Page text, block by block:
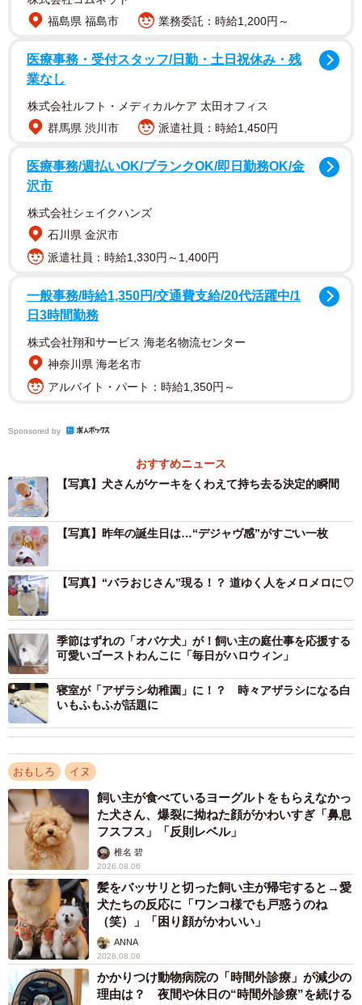
そんな切実な願いとともに投稿された画像には、11歳の大
切な節目を迎えた愛犬「楽（らく）」くんの姿が写ってい
ました。
背後には大きな数字のバルーンと爽やかなブルーの飾り付
け。目の前には、「RAKU」と名前が入った美しい誕生日
ところが、肝心の楽くんの表情はというと…。おしとやか
に微笑むどころか、目を見開き、今まさに目の前のケーキ
を丸飲みせんばかりの勢いで大口を開けているではありま
せんか。まるで獲物を狙うハンターのようです。
この投稿には2万件を超える“いいね”が集まり、リプライに
は「ベストショット！！」「すごい躍動感」「最高の誕生
日写真」「目が本気（笑）」「いいお顔すぎる」「うれし
さがにじみ出てるなあ」「めっちゃ、いただきまあああ
す！ 的な笑顔」など、釘付けになる声が続々と寄せられて
影されたのでしょうか。飼い主のXユーザー・くーさんママ
さん（@kukuri_shibainu）にお話を伺いました。
「もしかして…？」祝福ムードを察した楽くん
精巧に作られた誕生日ケーキ。目を輝かせる楽くん（画像提供：くーさ
んママさん）
撮影当時、楽くんは飾り付けの段階から、いつもと違う空
気を感じ取っていたそうです。
「誕生日の飾り付けをしているときから、そわそわしてい
ました。そして箱に入っているケーキを見つけると、さら
にそわそわ。あきらかにうきうきしていました」と飼い主
さん。
福島県 福島市
業務委託：時給1,200円～
医療事務・受付スタッフ/日勤・土日祝休み・残
業なし
株式会社ルフト・メディカルケア 太田オフィス
群馬県 渋川市
派遣社員：時給1,450円
医療事務/週払いOK/ブランクOK/即日勤務OK/金
沢市
株式会社シェイクハンズ
石川県 金沢市
派遣社員：時給1,330円～1,400円
一般事務/時給1,350円/交通費支給/20代活躍中/1
日3時間勤務
株式会社翔和サービス 海老名物流センター
神奈川県 海老名市
アルバイト・パート：時給1,350円～
Sponsored by
おすすめニュース
【写真】犬さんがケーキをくわえて持ち去る決定的瞬間
【写真】昨年の誕生日は…“デジャヴ感”がすごい一枚
【写真】“バラおじさん”現る！？ 道ゆく人をメロメロに♡
季節はずれの「オバケ犬」が！飼い主の庭仕事を応援する
可愛いゴーストわんこに「毎日がハロウィン」
寝室が「アザラシ幼稚園」に！？ 時々アザラシになる白
いもふもふが話題に
おもしろ イヌ
飼い主が食べているヨーグルトをもらえなかっ
た犬さん、爆裂に拗ねた顔がかわいすぎ「鼻息
フスフス」「反則レベル」
椎名 碧
2026.08.06
髪をバッサリと切った飼い主が帰宅すると→愛
犬たちの反応に「ワンコ様でも戸惑うのね
（笑）」「困り顔がかわいい」
ANNA
2026.08.06
かかりつけ動物病院の「時間外診療」が減少の
理由は？ 夜間や休日の“時間外診療”を続ける